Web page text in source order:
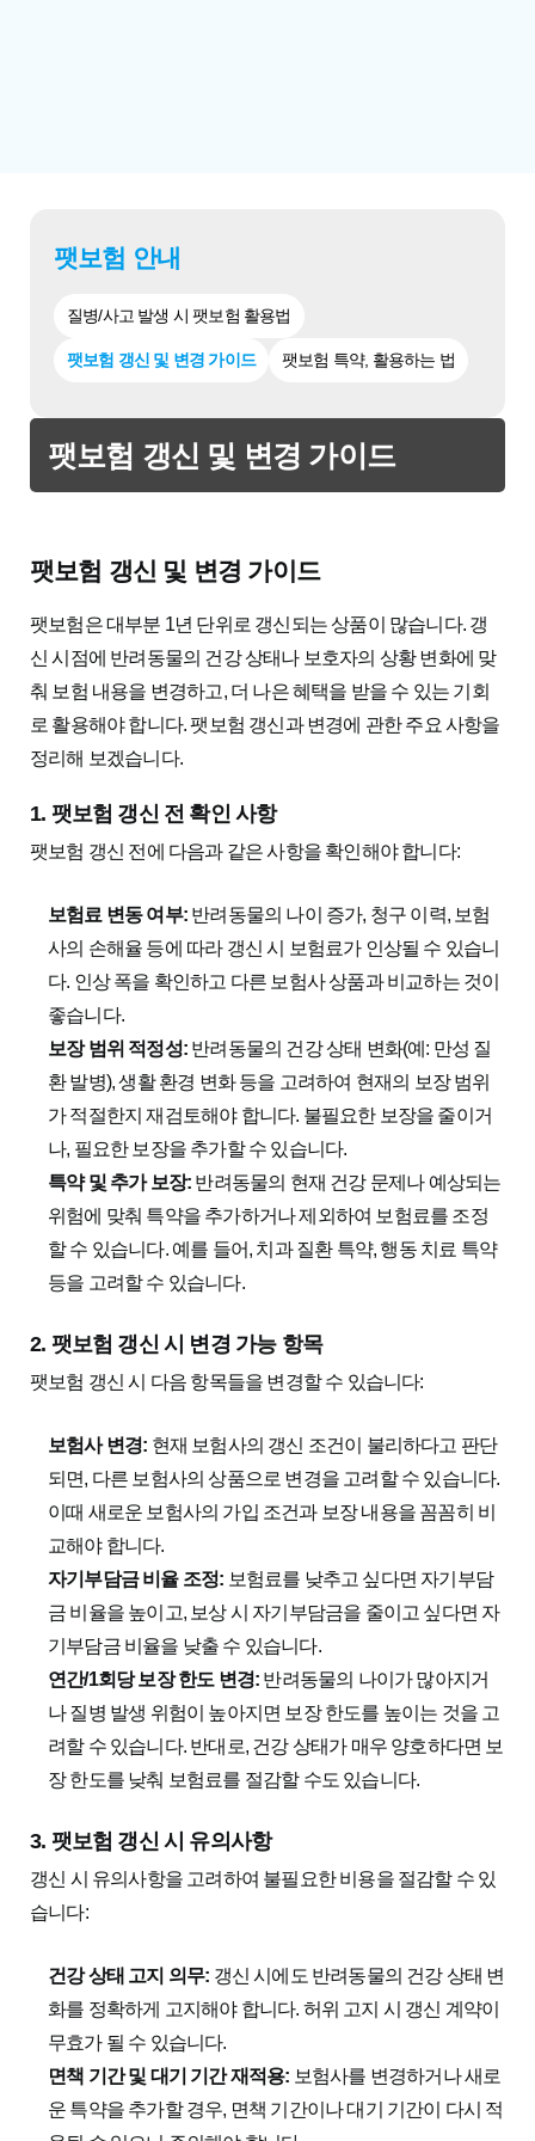
팻보험 안내
질병/사고 발생 시 팻보험 활용법
팻보험 갱신 및 변경 가이드 팻보험 특약, 활용하는 법
팻보험 갱신 및 변경 가이드
팻보험 갱신 및 변경 가이드
팻보험은 대부분 1년 단위로 갱신되는 상품이 많습니다. 갱
신 시점에 반려동물의 건강 상태나 보호자의 상황 변화에 맞
춰 보험 내용을 변경하고, 더 나은 혜택을 받을 수 있는 기회
로 활용해야 합니다. 팻보험 갱신과 변경에 관한 주요 사항을
정리해 보겠습니다.
1. 팻보험 갱신 전 확인 사항
팻보험 갱신 전에 다음과 같은 사항을 확인해야 합니다:
보험료 변동 여부: 반려동물의 나이 증가, 청구 이력, 보험
사의 손해율 등에 따라 갱신 시 보험료가 인상될 수 있습니
다. 인상 폭을 확인하고 다른 보험사 상품과 비교하는 것이
좋습니다.
보장 범위 적정성: 반려동물의 건강 상태 변화(예: 만성 질
환 발병), 생활 환경 변화 등을 고려하여 현재의 보장 범위
가 적절한지 재검토해야 합니다. 불필요한 보장을 줄이거
나, 필요한 보장을 추가할 수 있습니다.
특약 및 추가 보장: 반려동물의 현재 건강 문제나 예상되는
위험에 맞춰 특약을 추가하거나 제외하여 보험료를 조정
할 수 있습니다. 예를 들어, 치과 질환 특약, 행동 치료 특약
등을 고려할 수 있습니다.
2. 팻보험 갱신 시 변경 가능 항목
팻보험 갱신 시 다음 항목들을 변경할 수 있습니다:
보험사 변경: 현재 보험사의 갱신 조건이 불리하다고 판단
되면, 다른 보험사의 상품으로 변경을 고려할 수 있습니다.
이때 새로운 보험사의 가입 조건과 보장 내용을 꼼꼼히 비
교해야 합니다.
자기부담금 비율 조정: 보험료를 낮추고 싶다면 자기부담
금 비율을 높이고, 보상 시 자기부담금을 줄이고 싶다면 자
기부담금 비율을 낮출 수 있습니다.
연간/1회당 보장 한도 변경: 반려동물의 나이가 많아지거
나 질병 발생 위험이 높아지면 보장 한도를 높이는 것을 고
려할 수 있습니다. 반대로, 건강 상태가 매우 양호하다면 보
장 한도를 낮춰 보험료를 절감할 수도 있습니다.
3. 팻보험 갱신 시 유의사항
갱신 시 유의사항을 고려하여 불필요한 비용을 절감할 수 있
습니다:
건강 상태 고지 의무: 갱신 시에도 반려동물의 건강 상태 변
화를 정확하게 고지해야 합니다. 허위 고지 시 갱신 계약이
무효가 될 수 있습니다.
면책 기간 및 대기 기간 재적용: 보험사를 변경하거나 새로
운 특약을 추가할 경우, 면책 기간이나 대기 기간이 다시 적